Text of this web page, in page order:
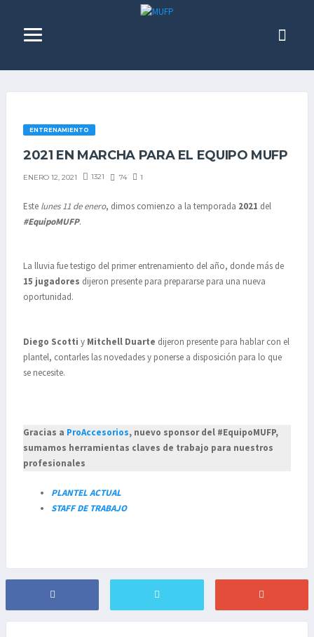
ENTRENAMIENTO
2021 EN MARCHA PARA EL EQUIPO MUFP
ENERO 12, 2021 1321 74 1
Este lunes 11 de enero, dimos comienzo a la temporada 2021 del
#EquipoMUFP.
La lluvia fue testigo del primer entrenamiento del año, donde más de
15 jugadores dijeron presente para prepararse para una nueva
oportunidad.
Diego Scotti y Mitchell Duarte dijeron presente para hablar con el
plantel, contarles las novedades y ponerse a disposición para lo que
se necesite.
Gracias a ProAccesorios, nuevo sponsor del #EquipoMUFP,
sumamos herramientas claves de trabajo para nuestros
profesionales
PLANTEL ACTUAL
STAFF DE TRABAJO